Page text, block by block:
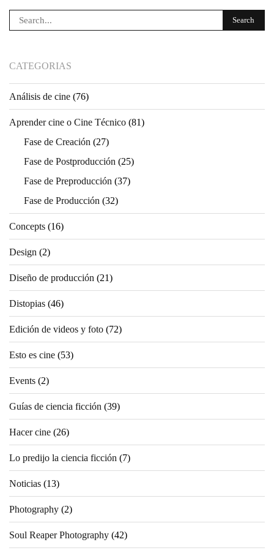
CATEGORIAS
Análisis de cine (76)
Aprender cine o Cine Técnico (81)
Fase de Creación (27)
Fase de Postproducción (25)
Fase de Preproducción (37)
Fase de Producción (32)
Concepts (16)
Design (2)
Diseño de producción (21)
Distopias (46)
Edición de videos y foto (72)
Esto es cine (53)
Events (2)
Guías de ciencia ficción (39)
Hacer cine (26)
Lo predijo la ciencia ficción (7)
Noticias (13)
Photography (2)
Soul Reaper Photography (42)